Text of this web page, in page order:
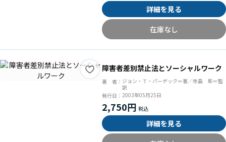
詳細を見る
在庫なし
障害者差別禁止法とソーシャルワーク
著 者： ジョン・Ｔ・パーデック＝著／寺島 彰＝監
訳
発行日： 2003年05月25日
2,750円
詳細を見る